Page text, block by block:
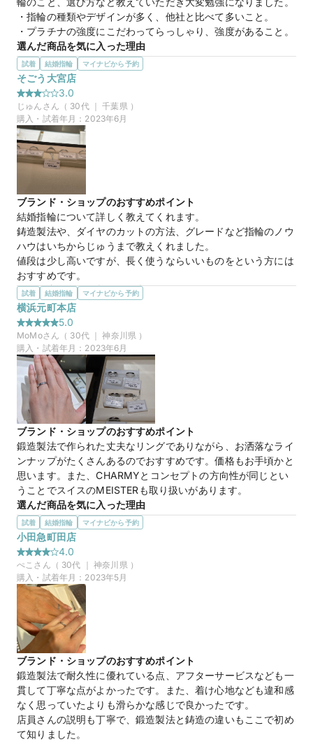
・指輪の種類やデザインが多く、他社と比べて多いこと。
・プラチナの強度にこだわってらっしゃり、強度があること。
選んだ商品を気に入った理由
デザインが素敵だったため。プラチナとシルバーを組み合わせ
た商品で今までに見たことがないデザインでした。一般的な結
婚指輪のように付けることも、ファッションリングとして付け
ることもでき、魅力的に感じました。
商品名 Pt950Hard/k18pgマリッジリング
価格帯 20万円
マイナビ限定 来店特典
この店舗のおすすめ特典情報
マイナビ限定＼土日祝早得特典／11時～13時までのご来店でさらに
1,000円分ギフトカード
試着 結婚指輪 マイナビから予約
そごう大宮店
3.0
じゅん さん（ 30代 ｜千葉県）
購入・試着年月： 2023年6月
ブランド・ショップのおすすめポイント
結婚指輪について詳しく教えてくれます。
鋳造製法や、ダイヤのカットの方法、グレードなど指輪のノウ
ハウはいちからじゅうまで教えくれました。
値段は少し高いですが、長く使うならいいものをという方には
おすすめです。
選んだ商品を気に入った理由
鋳造製法により金属が丈夫であること。
ダイヤカットが特別な製法で他にはない輝きがあること。
とくに道という商品はコンセプトがあり、ありきたりなもので
はなく少し、オリジナリティがあるため、気にいった。
価格帯 30万円
来店特典
この店舗のおすすめ特典情報
マイナビ限定＼土日祝早得特典／11時～13時までのご来店でさらに
1,000円分ギフトカード
試着 結婚指輪 マイナビから予約
横浜元町本店
5.0
MoMoさん（ 30代 ｜神奈川県 ）
購入・試着年月： 2023年6月
ブランド・ショップのおすすめポイント
鍛造製法で作られた丈夫なリングでありながら、お洒落なライ
ンナップがたくさんあるのでおすすめです。価格もお手頃かと
思います。また、CHARMYとコンセプトの方向性が同じとい
うことでスイスのMEISTERも取り扱いがあります。
選んだ商品を気に入った理由
シンプル過ぎず華美すぎず、ダイヤがとても綺麗に見えるリン
グでした。また、リング全体にウェーブの模様があるのです
が、「L’sモデルとM’sモデルを重ねるとお二人の人生を思い浮
かべるような一筋の道になります。」というコンセプトが気に
入りました。
この店舗の良かったところ
結婚指輪を初めて選んだ店舗だったので、自分の好みがまだ
はっきりしていなかったのですが、気に入るデザインの系統が
見えるまで店員さんが熱心に色々なリングを出して試着させて
くれました。とても楽しくリング選びができました。
商品名 MEISTER Symbolics PT950/013D
価格帯 20万円
試着 結婚指輪 マイナビから予約
小田急町田店
4.0
ぺこ さん（ 30代 ｜神奈川県）
購入・試着年月： 2023年5月
ブランド・ショップのおすすめポイント
鍛造製法で耐久性に優れている点、アフターサービスなども一
貫して丁寧な点がよかったです。また、着け心地なども違和感
なく思っていたよりも滑らかな感じで良かったです。
店員さんの説明も丁寧で、鍛造製法と鋳造の違いもここで初め
て知りました。